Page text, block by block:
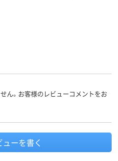
ん。お客様のレビューコメントをお
ューを書く